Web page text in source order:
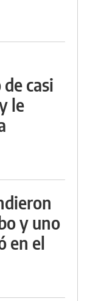
casi
le
y uno
en el